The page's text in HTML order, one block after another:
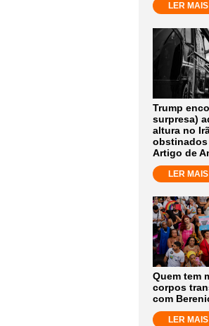
LER MAIS
Trump
surpresa)
altura no
Artigo de
LER MAIS
Quem tem
corpos
com
LER MAIS